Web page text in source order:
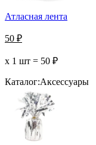
Атласная лента
50 ₽
х 1 шт = 50 ₽
Каталог:Аксессуары